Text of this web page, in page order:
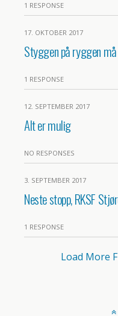
1 RESPONSE
17. OKTOBER 2017
Styggen på ryggen
1 RESPONSE
12. SEPTEMBER 2017
Alt er mulig
NO RESPONSES
3. SEPTEMBER 2017
Neste stopp, RKSF
1 RESPONSE
Load More